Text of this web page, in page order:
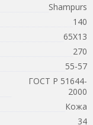
Shampurs
140
65Х13
270
55-57
ГОСТ Р 51644-
2000
Кожа
34